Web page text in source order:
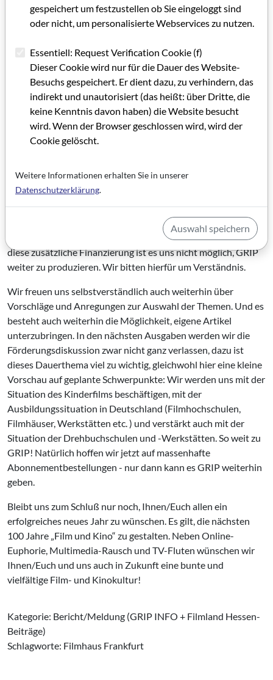
Kürzung das nahe Ende des Filmhauses bedeuten würde. Von
hier nochmals vielen Dank an die Mitglieder im
Die 3. Ausgabe von GRIP im neuen outfit und mit neuer
Struktur liegt nun vor. Die Reaktionen auf die beiden
vorhergehenden Ausgaben waren sehr positiv, was uns darin
bestärkt, trotz der damit verbundenen erhöhten Kosten,
diesen Weg weiter zu verfolgen. Gestaltung, Druck und die
Honorare für Autoren sind hierfür die Ursache, zugleich auch
die Garantie für mehr formale und inhaltliche Qualität. Wir
Anzeigenkunden zu gewinnen. Gleichwohl geht kein Weg
daran vorbei, GRIP künftig zu verkaufen. Was heißt das? Für
Filmhaus-Mitglieder wird auch 1996 der Bezug von GRIP
kostenlos sein. Alle anderen Bezieher von GRIP werden die
nächsten Ausgaben nur noch im Abonnement erhalten. Ohne
diese zusätzliche Finanzierung ist es uns nicht möglich, GRIP
weiter zu produzieren. Wir bitten hierfür um Verständnis.
Wir freuen uns selbstverständlich auch weiterhin über
Vorschläge und Anregungen zur Auswahl der Themen. Und es
besteht auch weiterhin die Möglichkeit, eigene Artikel
unterzubringen. In den nächsten Ausgaben werden wir die
Förderungsdiskussion zwar nicht ganz verlassen, dazu ist
dieses Dauerthema viel zu wichtig, gleichwohl hier eine kleine
Vorschau auf geplante Schwerpunkte: Wir werden uns mit der
Situation des Kinderfilms beschäftigen, mit der
Ausbildungssituation in Deutschland (Filmhochschulen,
Filmhäuser, Werkstätten etc. ) und verstärkt auch mit der
Situation der Drehbuchschulen und -Werkstätten. So weit zu
GRIP! Natürlich hoffen wir jetzt auf massenhafte
Abonnementbestellungen - nur dann kann es GRIP weiterhin
geben.
Bleibt uns zum Schluß nur noch, Ihnen/Euch allen ein
erfolgreiches neues Jahr zu wünschen. Es gilt, die nächsten
100 Jahre „Film und Kino“ zu gestalten. Neben Online-
Euphorie, Multimedia-Rausch und TV-Fluten wünschen wir
Ihnen/Euch und uns auch in Zukunft eine bunte und
vielfältige Film- und Kinokultur!
Kategorie: Bericht/Meldung (GRIP INFO + Filmland Hessen-
Beiträge)
Schlagworte: Filmhaus Frankfurt
gespeichert um festzustellen ob Sie eingeloggt sind
oder nicht, um personalisierte Webservices zu nutzen.
Essentiell: Request Verification Cookie (f)
Dieser Cookie wird nur für die Dauer des Website-
Besuchs gespeichert. Er dient dazu, zu verhindern, das
indirekt und unautorisiert (das heißt: über Dritte, die
keine Kenntnis davon haben) die Website besucht
wird. Wenn der Browser geschlossen wird, wird der
Cookie gelöscht.
Weitere Informationen erhalten Sie in unserer
Datenschutzerklärung.
Auswahl speichern